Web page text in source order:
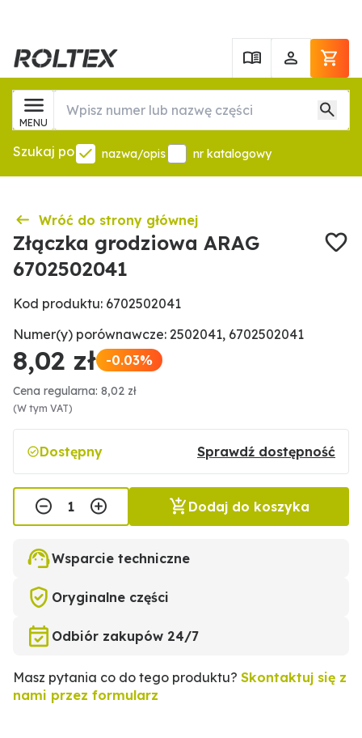
MENU
Szukaj po nazwa/opis nr katalogowy
Wróć do strony głównej
Złączka grodziowa ARAG
6702502041
Kod produktu: 6702502041
Numer(y) porównawcze: 2502041, 6702502041
8,02 zł -0.03%
Cena regularna: 8,02 zł
(W tym VAT)
Dostępny Sprawdź dostępność
Dodaj do koszyka
Wsparcie techniczne
Oryginalne części
Odbiór zakupów 24/7
Masz pytania co do tego produktu? Skontaktuj się z
nami przez formularz